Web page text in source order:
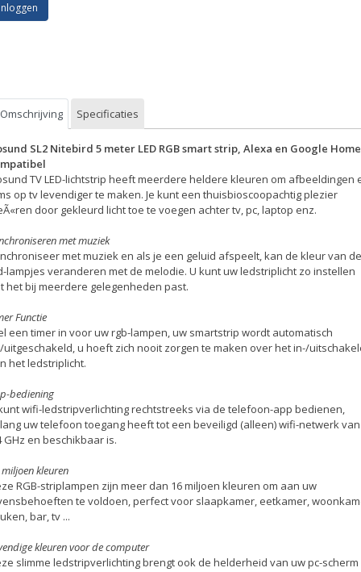
Omschrijving Specificaties
SL2 Nitebird 5 meter LED RGB smart strip, Alexa en Google Home
TV LED-lichtstrip heeft meerdere heldere kleuren om afbeeldingen
op tv levendiger te maken. Je kunt een thuisbioscoopachtig plezier
door gekleurd licht toe te voegen achter tv, pc, laptop enz.
met muziek
met muziek en als je een geluid afspeelt, kan de kleur van de
lampjes veranderen met de melodie. U kunt uw ledstriplicht zo instellen
het bij meerdere gelegenheden past.
Functie
een timer in voor uw rgb-lampen, uw smartstrip wordt automatisch
uitgeschakeld, u hoeft zich nooit zorgen te maken over het in-/
het ledstriplicht.
bediening
wifi-ledstripverlichting rechtstreeks via de telefoon-app bedienen,
uw telefoon toegang heeft tot een beveiligd (alleen) wifi-netwerk van
GHz en beschikbaar is.
kleuren
RGB-striplampen zijn meer dan 16 miljoen kleuren om aan uw
te voldoen, perfect voor slaapkamer, eetkamer,
bar, tv ...
kleuren voor de computer
slimme ledstripverlichting brengt ook de helderheid van uw pc-scherm